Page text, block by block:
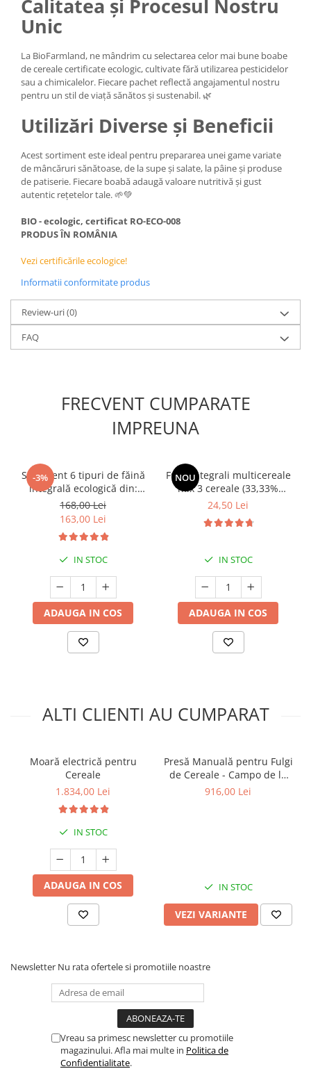
Calitatea și Procesul Nostru
Unic
La BioFarmland, ne mândrim cu selectarea celor mai bune boabe
de cereale certificate ecologic, cultivate fără utilizarea pesticidelor
sau a chimicalelor. Fiecare pachet reflectă angajamentul nostru
pentru un stil de viață sănătos și sustenabil. 🌿
Utilizări Diverse și Beneficii
Acest sortiment este ideal pentru prepararea unei game variate
de mâncăruri sănătoase, de la supe și salate, la pâine și produse
de patiserie. Fiecare boabă adaugă valoare nutritivă și gust
autentic rețetelor tale. 🌱💚
BIO - ecologic, certificat RO-ECO-008
PRODUS ÎN ROMÂNIA
Vezi certificările ecologice!
Informatii conformitate produs
Review-uri(0)
FAQ
FRECVENT CUMPARATE
IMPREUNA
-3%
Sortiment 6 tipuri de făină
integrală ecologică din:
Einkorn, Spelta, Emmer,
Secară, Grâu, amestec | 6
168,00 Lei
163,00 Lei
IN STOC
ADAUGA IN COS
NOU
Fulgi integrali multicereale
mix 3 cereale (33,33%
spelta, 33,33% secară,
natural | 1kg
24,50 Lei
IN STOC
ADAUGA IN COS
ALTI CLIENTI AU CUMPARAT
Moară electrică pentru
Cereale
1.834,00 Lei
IN STOC
ADAUGA IN COS
Presă Manuală pentru Fulgi
de Cereale - Campo de la
SCHNITZER
916,00 Lei
IN STOC
VEZI VARIANTE
Newsletter Nu rata ofertele si promotiile noastre
Vreau sa primesc newsletter cu promotiile
magazinului. Afla mai multe in Politica de
Confidentialitate.